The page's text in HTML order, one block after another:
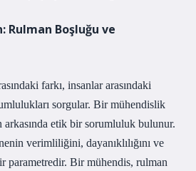
Boşluğu ve
farkı, insanlar arasındaki
sorgular. Bir mühendislik
arkasında etik bir sorumluluk bulunur.
verimliliğini, dayanıklılığını ve
parametredir. Bir mühendis, rulman